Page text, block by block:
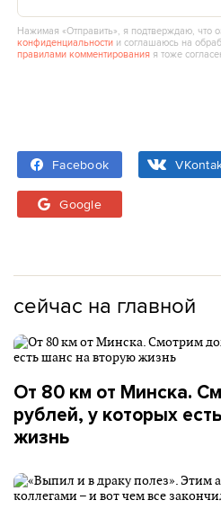
Нажимая «Отправить», я подтверждаю, что
конфиденциальности и соглашаюсь на
правилами комментирования я тоже
Facebook
Google
сейчас на главной
От 80 км от Минска.
рублей, у которых
жизнь